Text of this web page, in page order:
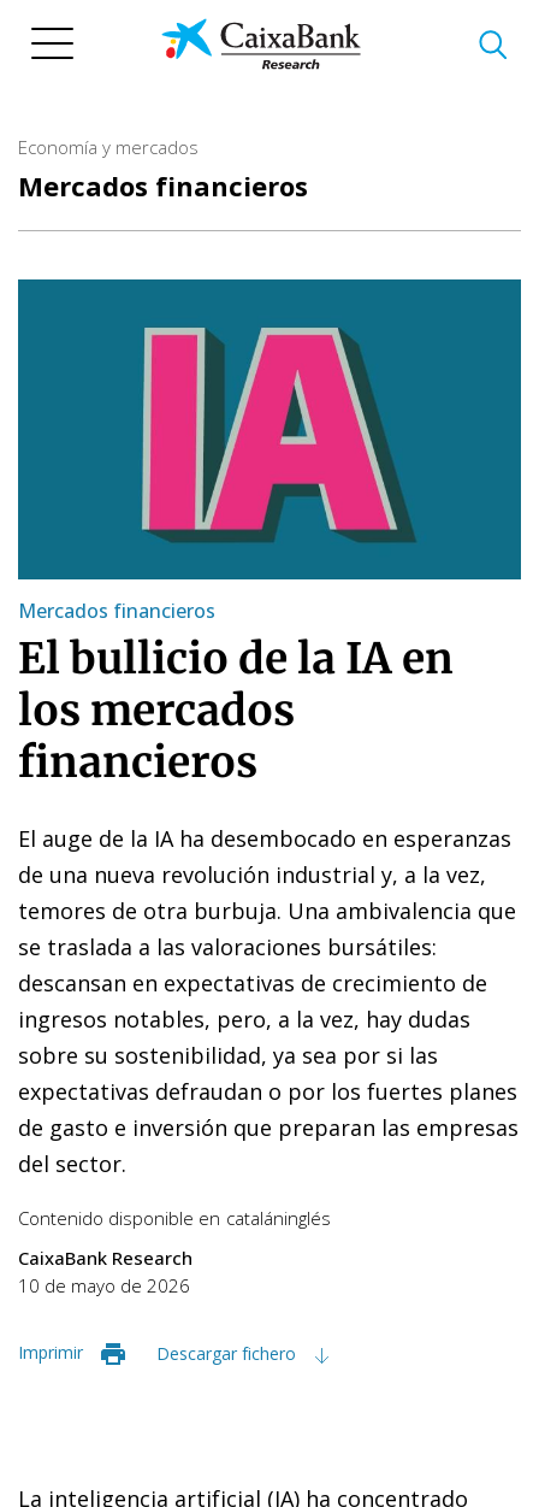
Economía y mercados
Mercados financieros
Mercados financieros
El bullicio de la IA en
los mercados
financieros
El auge de la IA ha desembocado en esperanzas
de una nueva revolución industrial y, a la vez,
temores de otra burbuja. Una ambivalencia que
se traslada a las valoraciones bursátiles:
descansan en expectativas de crecimiento de
ingresos notables, pero, a la vez, hay dudas
sobre su sostenibilidad, ya sea por si las
expectativas defraudan o por los fuertes planes
de gasto e inversión que preparan las empresas
del sector.
Contenido disponible en cataláninglés
CaixaBank Research
10 de mayo de 2026
Imprimir Descargar fichero
La inteligencia artificial (IA) ha concentrado